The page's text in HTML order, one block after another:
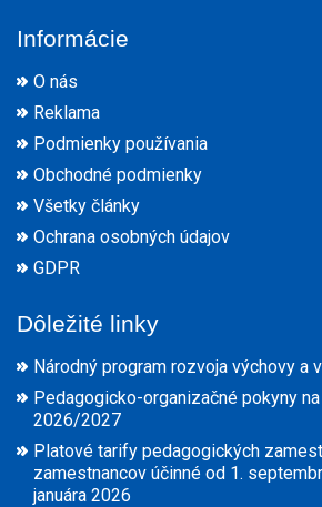
Informácie
O nás
Reklama
Podmienky používania
Obchodné podmienky
Všetky články
Ochrana osobných údajov
GDPR
Dôležité linky
Národný program rozvoja výchovy a
Pedagogicko-organizačné pokyny
2026/2027
Platové tarify pedagogických
zamestnancov účinné od 1.
januára 2026